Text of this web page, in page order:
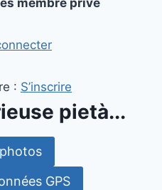
: S’inscrire
pietà...
GPS